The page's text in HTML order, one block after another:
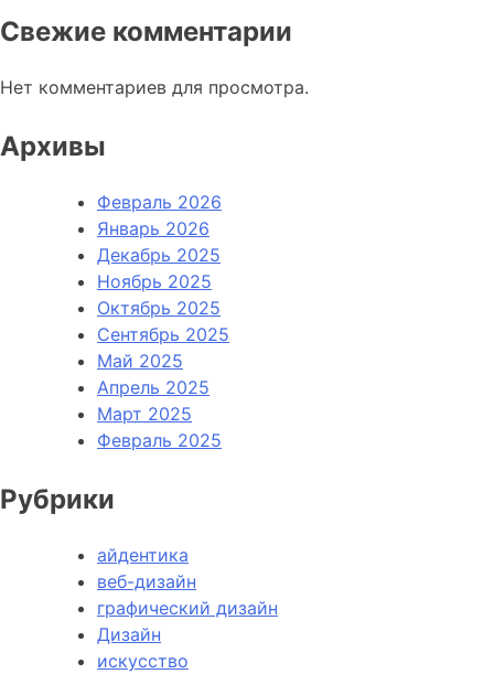
Свежие комментарии
Нет комментариев для просмотра.
Архивы
Февраль 2026
Январь 2026
Декабрь 2025
Ноябрь 2025
Октябрь 2025
Сентябрь 2025
Май 2025
Апрель 2025
Март 2025
Февраль 2025
Рубрики
айдентика
веб-дизайн
графический дизайн
Дизайн
искусство